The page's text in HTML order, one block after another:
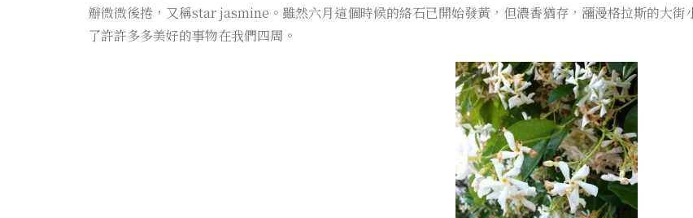
瓣微微後捲，又稱star jasmine。雖然六月這個時候的絡石已開始發黃，但濃香猶存，瀰漫格拉斯的大
了許許多多美好的事物在我們四周。